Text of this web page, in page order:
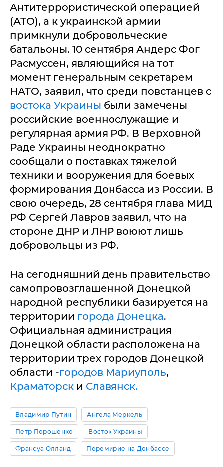
Антитеррористической операцией
(АТО), а к украинской армии
примкнули добровольческие
батальоны. 10 сентября Андерс Фог
Расмуссен, являющийся на тот
момент генеральным секретарем
НАТО, заявил, что среди повстанцев с
востока Украины были замечены
российские военнослужащие и
регулярная армия РФ. В Верховной
Раде Украины неоднократно
сообщали о поставках тяжелой
техники и вооружения для боевых
формирования Донбасса из России. В
свою очередь, 28 сентября глава МИД
РФ Сергей Лавров заявил, что на
стороне ДНР и ЛНР воюют лишь
добровольцы из РФ.
На сегодняшний день правительство
самопровозглашенной Донецкой
народной республики базируется на
территории города Донецка.
Официальная администрация
Донецкой области расположена на
территории трех городов Донецкой
области -городов Мариуполь,
Краматорск и Славянск.
Владимир Путин Ангела Меркель
Петр Порошенко Восток Украины
Франсуа Олланд Перемирие на Донбассе